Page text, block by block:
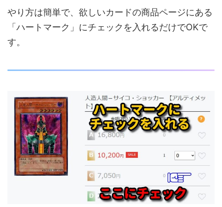
やり方は簡単で、欲しいカードの商品ページにある
「ハートマーク」にチェックを入れるだけでOKで
す。